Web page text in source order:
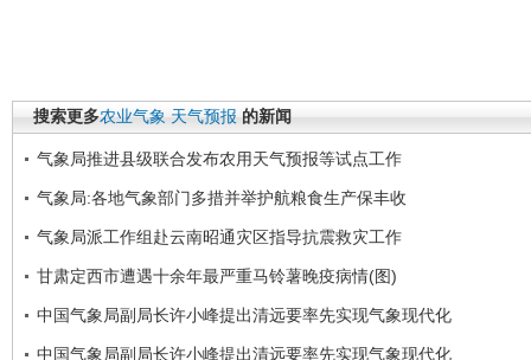
搜索更多农业气象 天气预报 的新闻
气象局推进县级联合发布农用天气预报等试点工作
气象局:各地气象部门多措并举护航粮食生产保丰收
气象局派工作组赴云南昭通灾区指导抗震救灾工作
甘肃定西市遭遇十余年最严重马铃薯晚疫病情(图)
中国气象局副局长许小峰提出清远要率先实现气象现代化
中国气象局副局长许小峰提出清远要率先实现气象现代化